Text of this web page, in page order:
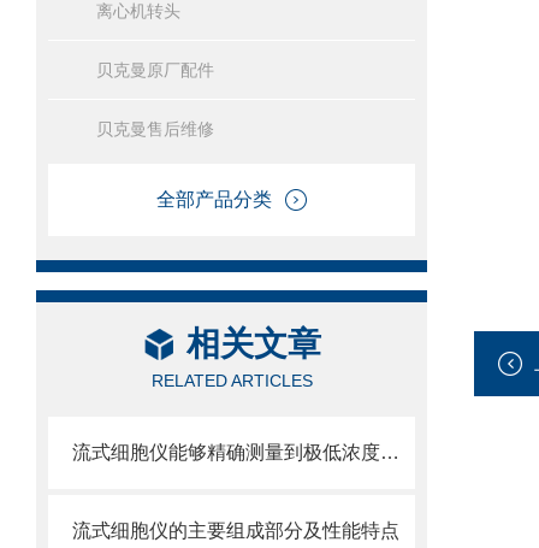
离心机转头
贝克曼原厂配件
贝克曼售后维修
全部产品分类
相关文章
RELATED ARTICLES
流式细胞仪能够精确测量到极低浓度的标记物
流式细胞仪的主要组成部分及性能特点